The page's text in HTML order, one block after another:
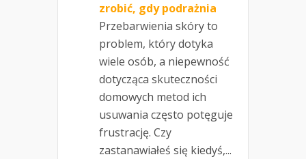
zrobić, gdy podrażnia
Przebarwienia skóry to
problem, który dotyka
wiele osób, a niepewność
dotycząca skuteczności
domowych metod ich
usuwania często potęguje
frustrację. Czy
zastanawiałeś się kiedyś,...